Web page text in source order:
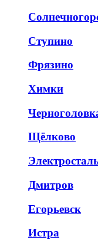
Ступино
Фрязино
Химки
Щёлково
Дмитров
Егорьевск
Истра